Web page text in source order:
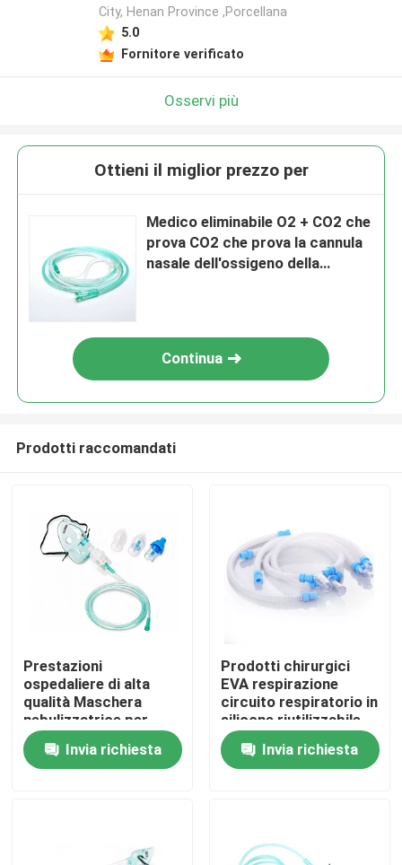
Casa.
City, Henan Province ,Porcellana
5.0
Fornitore verificato
Osservi più
Ottieni il miglior prezzo per
Medico eliminabile O2 + CO2 che
prova CO2 che prova la cannula
nasale dell'ossigeno della
Continua
Prodotti raccomandati
Prestazioni
ospedaliere di alta
qualità Maschera
nebulizzatrice per
adulti e kit monouso
Invia richiesta
Prodotti chirurgici
EVA respirazione
circuito respiratorio in
silicone riutilizzabile
ad alto flusso
Invia richiesta